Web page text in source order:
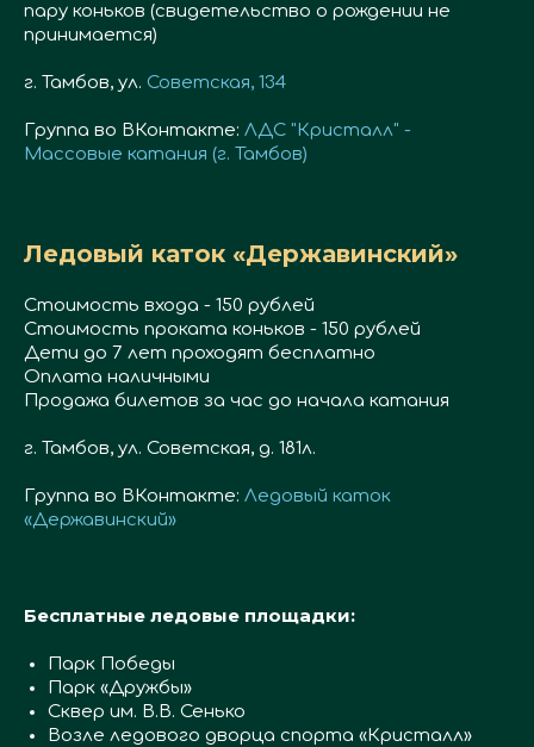
пару коньков (свидетельство о рождении не
принимается)
г. Тамбов, ул. Советская, 134
Группа во ВКонтакте: ЛДС "Кристалл" -
Массовые катания (г. Тамбов)
Ледовый каток «Державинский»
Стоимость входа - 150 рублей
Стоимость проката коньков - 150 рублей
Дети до 7 лет проходят бесплатно
Оплата наличными
Продажа билетов за час до начала катания
г. Тамбов, ул. Советская, д. 181л.
Группа во ВКонтакте: Ледовый каток
«Державинский»
Бесплатные ледовые площадки:
Парк Победы
Парк «Дружбы»
Сквер им. В.В. Сенько
Возле ледового дворца спорта «Кристалл»